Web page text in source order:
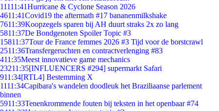
11111:41Hurricane & Cyclone Season 2026
4611:41Covid19 the aftermath #17 bananenmilkshake
7611:39Koopzegels sparen bij AH duurt straks 2x zo lang
5811:37De Bondgenoten Spoiler Topic #3
15811:37Tour de France femmes 2026 #3 Tijd voor de borstcrawl
2511:36Transfergeruchten en contractverlenging #83
411:35Meest innovatieve game mechanics
23211:35[INFLUENCERS #294] supermarkt Safari
911:34[RTL4] Bestemming X
1111:34Capibara's wandelen doodleuk het Braziliaanse parlement
binnen
5911:33Tenenkrommende fouten bij teksten in het openbaar #74